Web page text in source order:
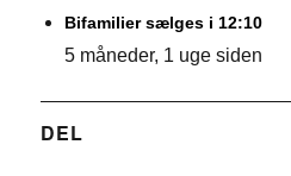
Bifamilier sælges i 12:10
5 måneder, 1 uge siden
DEL